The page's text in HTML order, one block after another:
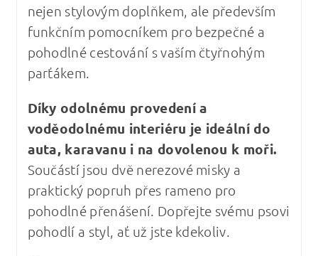
nejen stylovým doplňkem, ale především
funkčním pomocníkem pro bezpečné a
pohodlné cestování s vaším čtyřnohým
parťákem.
Díky odolnému provedení a
voděodolnému interiéru je ideální do
auta, karavanu i na dovolenou k moři.
Součástí jsou dvě nerezové misky a
praktický popruh přes rameno pro
pohodlné přenášení. Dopřejte svému psovi
pohodlí a styl, ať už jste kdekoliv.